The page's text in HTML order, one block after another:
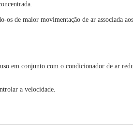
de maior movimentação de ar associada
em conjunto com o condicionador de ar
a velocidade.